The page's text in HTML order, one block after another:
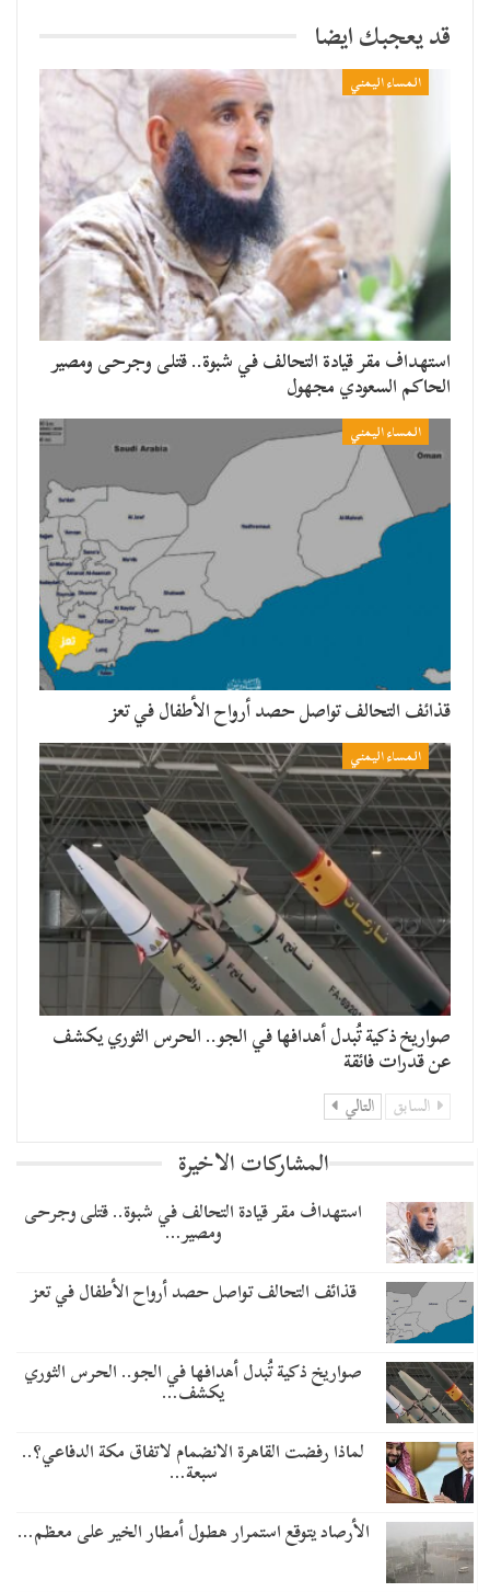
قد يعجبك ايضا
المساء اليمني
استهداف مقر قيادة التحالف في شبوة.. قتلى وجرحى ومصير
الحاكم السعودي مجهول
المساء اليمني
قذائف التحالف تواصل حصد أرواح الأطفال في تعز
المساء اليمني
صواريخ ذكية تُبدل أهدافها في الجو.. الحرس الثوري يكشف
عن قدرات فائقة
السابق التالي
المشاركات الاخيرة
استهداف مقر قيادة التحالف في شبوة.. قتلى وجرحى
ومصير…
قذائف التحالف تواصل حصد أرواح الأطفال في تعز
صواريخ ذكية تُبدل أهدافها في الجو.. الحرس الثوري
يكشف…
لماذا رفضت القاهرة الانضمام لاتفاق مكة الدفاعي؟..
سبعة…
الأرصاد يتوقع استمرار هطول أمطار الخير على معظم…